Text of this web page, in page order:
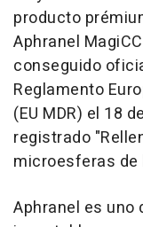
producto
Aphranel
conseguido
Reglamento
(EU MDR) el 18
registrado
microesferas de
Aphranel es uno